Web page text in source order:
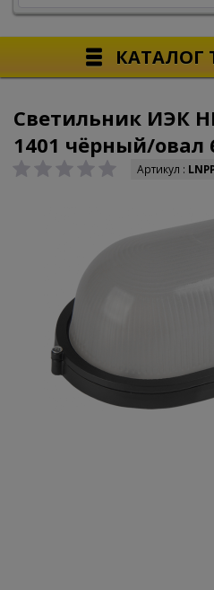
КАТАЛОГ
Светильник ИЭК
1401 чёрный/овал
Артикул :